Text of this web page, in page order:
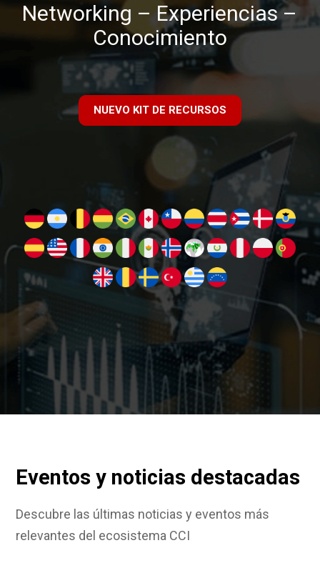
Networking – Experiencias –
Conocimiento
NUEVO KIT DE RECURSOS
Eventos y noticias destacadas
Descubre las últimas noticias y eventos más
relevantes del ecosistema CCI